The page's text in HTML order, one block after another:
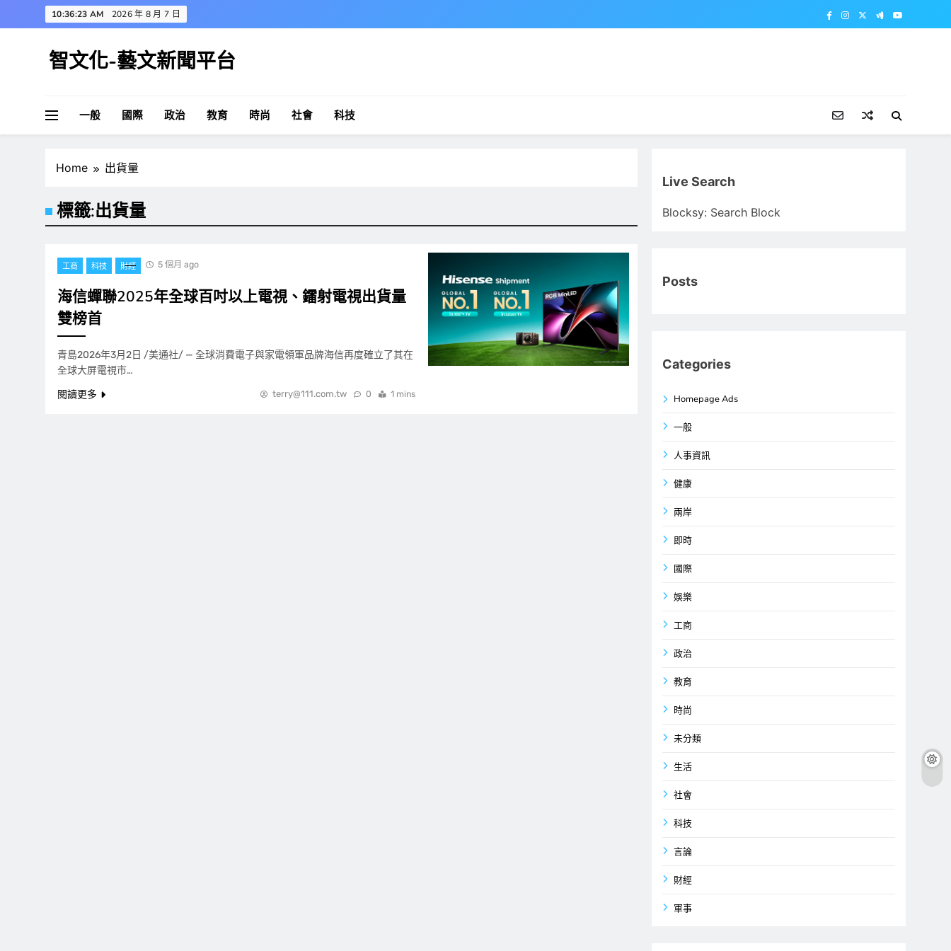
to
10:36:23 AM 2026 年 8 月 7 日
智文化-藝文新聞平台
一般 國際 政治 教育 時尚 社會 科技
Home 出貨量
標籤:出貨量
工商 科技 財經 5 個月 ago
海信蟬聯2025年全球百吋以上電視、鐳射電視出貨量
雙榜首
青島2026年3月2日 /美通社/ — 全球消費電子與家電領軍品牌海信再度確立了其在
全球大屏電視市…
閱讀更多
terry@111.com.tw 0 1 mins
Live Search
Blocksy: Search Block
Posts
Categories
Homepage Ads
一般
人事資訊
健康
兩岸
即時
國際
娛樂
工商
政治
教育
時尚
未分類
生活
社會
科技
言論
財經
軍事